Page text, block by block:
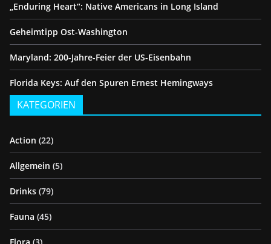
„Enduring Heart“: Native Americans in Long Island
Geheimtipp Ost-Washington
Maryland: 200-Jahre-Feier der US-Eisenbahn
Florida Keys: Auf den Spuren Ernest Hemingways
KATEGORIEN
Action (22)
Allgemein (5)
Drinks (79)
Fauna (45)